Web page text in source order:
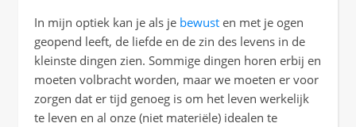
In mijn optiek kan je als je bewust en met je ogen
geopend leeft, de liefde en de zin des levens in de
kleinste dingen zien. Sommige dingen horen erbij en
moeten volbracht worden, maar we moeten er voor
zorgen dat er tijd genoeg is om het leven werkelijk
te leven en al onze (niet materiële) idealen te